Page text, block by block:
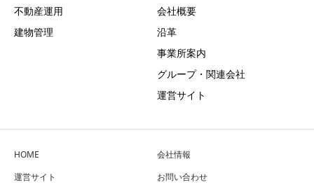
不動産運用
建物管理
会社概要
沿革
事業所案内
グループ・関連会社
運営サイト
HOME
会社情報
運営サイト
お問い合わせ